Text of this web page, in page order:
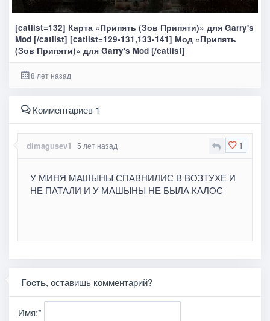
[catlist=132] Карта «Припять (Зов Припяти)» для Garry's
Mod [/catlist] [catlist=129-131,133-141] Мод «Припять
(Зов Припяти)» для Garry's Mod [/catlist]
8 лет назад
Комментариев 1
1
dimagusev1 5 лет назад
У МИНЯ МАШЫНЫ СПАВНИЛИС В ВОЗТУХЕ И
НЕ ПАТАЛИ И У МАШЫНЫ НЕ БЫЛА КАЛОС
Гость, оставишь комментарий?
Имя:*